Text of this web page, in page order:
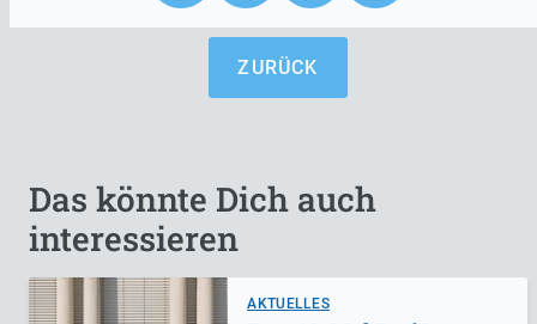
ZURÜCK
Das könnte Dich auch
interessieren
AKTUELLES